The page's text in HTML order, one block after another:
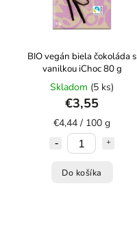
BIO vegán biela čokoláda s
vanilkou iChoc 80 g
Skladom (5 ks)
€3,55
€4,44 / 100 g
Do košíka